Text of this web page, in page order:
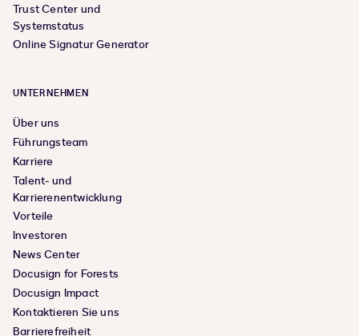
Trust Center und
Systemstatus
Online Signatur Generator
UNTERNEHMEN
Über uns
Führungsteam
Karriere
Talent- und
Karrierenentwicklung
Vorteile
Investoren
News Center
Docusign for Forests
Docusign Impact
Kontaktieren Sie uns
Barrierefreiheit